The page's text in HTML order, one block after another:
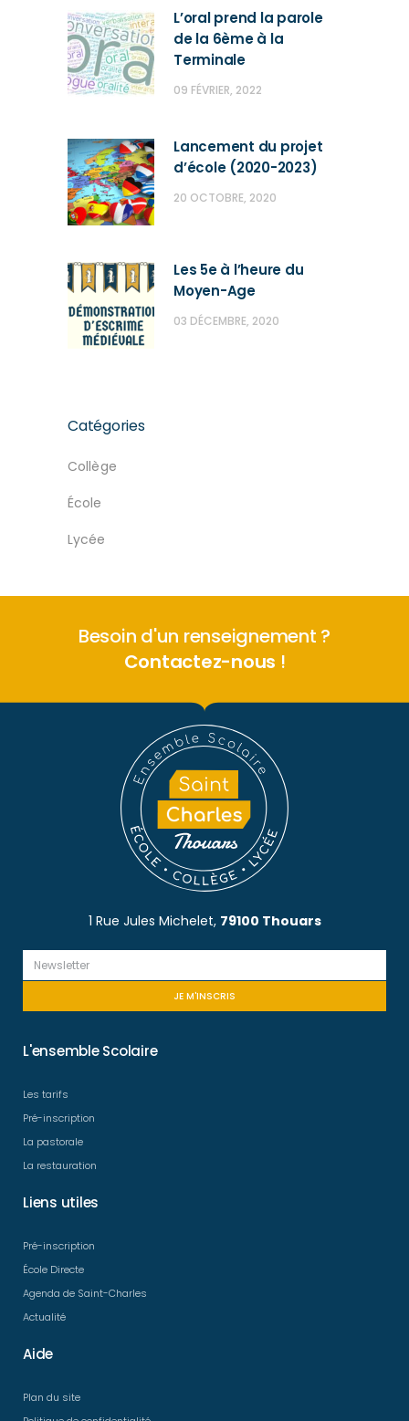
L’oral prend la parole
de la 6ème à la
Terminale
09 FÉVRIER, 2022
Lancement du projet
d’école (2020-2023)
20 OCTOBRE, 2020
Les 5e à l’heure du
Moyen-Age
03 DÉCEMBRE, 2020
Catégories
Collège
École
Lycée
Besoin d'un renseignement ?
Contactez-nous !
1 Rue Jules Michelet, 79100 Thouars
JE M'INSCRIS
L'ensemble Scolaire
Les tarifs
Pré-inscription
La pastorale
La restauration
Liens utiles
Pré-inscription
École Directe
Agenda de Saint-Charles​
Actualité
Aide
Plan du site